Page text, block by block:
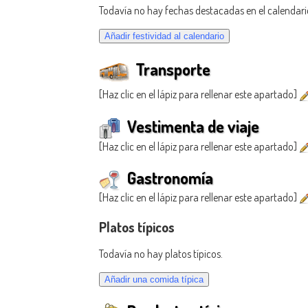
Todavía no hay fechas destacadas en el
Transporte
[Haz clic en el lápiz para rellenar este apartado]
Vestimenta de viaje
[Haz clic en el lápiz para rellenar este apartado]
Gastronomía
[Haz clic en el lápiz para rellenar este apartado]
Platos típicos
Todavía no hay platos típicos.